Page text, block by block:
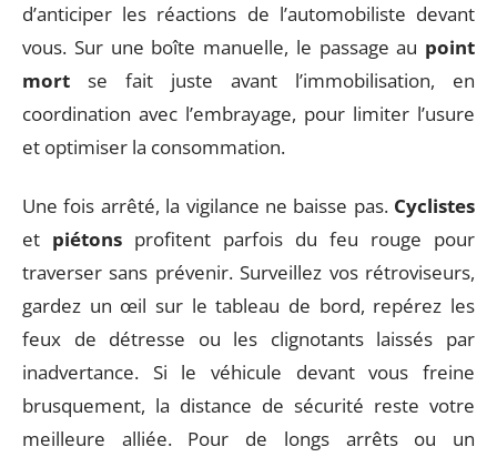
d’anticiper les réactions de l’automobiliste devant
vous. Sur une boîte manuelle, le passage au point
mort se fait juste avant l’immobilisation, en
coordination avec l’embrayage, pour limiter l’usure
et optimiser la consommation.
Une fois arrêté, la vigilance ne baisse pas. Cyclistes
et piétons profitent parfois du feu rouge pour
traverser sans prévenir. Surveillez vos rétroviseurs,
gardez un œil sur le tableau de bord, repérez les
feux de détresse ou les clignotants laissés par
inadvertance. Si le véhicule devant vous freine
brusquement, la distance de sécurité reste votre
meilleure alliée. Pour de longs arrêts ou un